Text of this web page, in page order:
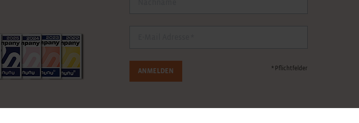
ANMELDEN * Pflichtfelder